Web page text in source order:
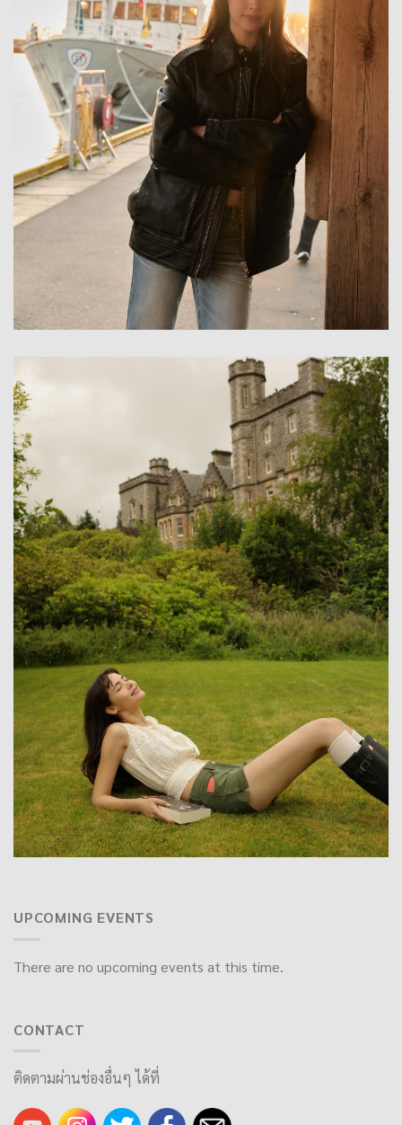
UPCOMING EVENTS
There are no upcoming events at this time.
CONTACT
ติดตามผ่านช่องอื่นๆ ได้ที่